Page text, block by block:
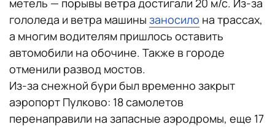
метель — порывы ветра достигали 20 м/с. Из-за
гололеда и ветра машины заносило на трассах,
а многим водителям пришлось оставить
автомобили на обочине. Также в городе
отменили развод мостов.
Из-за снежной бури был временно закрыт
аэропорт Пулково: 18 самолетов
перенаправили на запасные аэродромы, еще 17